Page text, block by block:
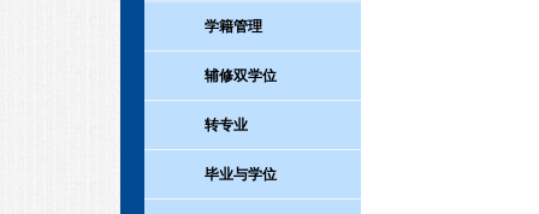
学籍管理
辅修双学位
转专业
毕业与学位